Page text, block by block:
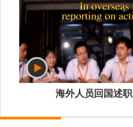
海外人员回国述职